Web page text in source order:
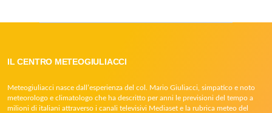
IL CENTRO METEOGIULIACCI
Meteogiuliacci nasce dall’esperienza del col. Mario Giuliacci, simpatico e noto
meteorologo e climatologo che ha descritto per anni le previsioni del tempo a
milioni di italiani attraverso i canali televisivi Mediaset e la rubrica meteo del